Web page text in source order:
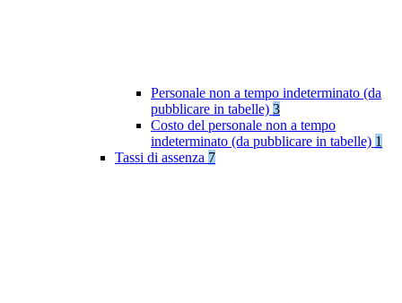
Personale non a tempo indeterminato (da
pubblicare in tabelle) 3
Costo del personale non a tempo
indeterminato (da pubblicare in tabelle) 1
Tassi di assenza 7